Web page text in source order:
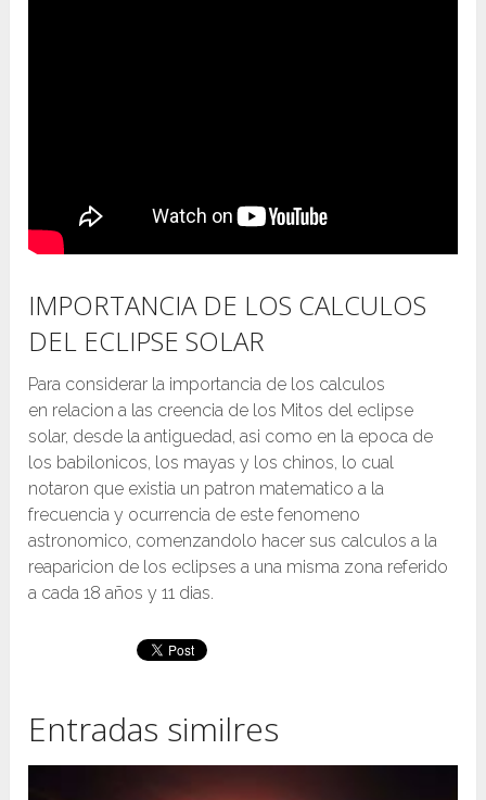
IMPORTANCIA DE LOS CALCULOS
DEL ECLIPSE SOLAR
Para considerar la importancia de los calculos
en relacion a las creencia de los Mitos del eclipse
solar, desde la antiguedad, asi como en la epoca de
los babilonicos, los mayas y los chinos, lo cual
notaron que existia un patron matematico a la
frecuencia y ocurrencia de este fenomeno
astronomico, comenzandolo hacer sus calculos a la
reaparicion de los eclipses a una misma zona referido
a cada 18 años y 11 dias.
Entradas similres